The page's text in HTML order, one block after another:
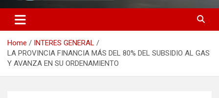
Home
INTERES GENERAL
LA PROVINCIA FINANCIA MÁS DEL 80% DEL SUBSIDIO AL GAS
Y AVANZA EN SU ORDENAMIENTO